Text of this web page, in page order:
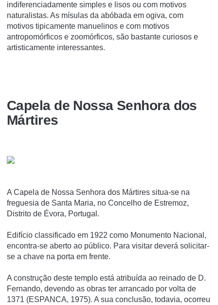
indiferenciadamente simples e lisos ou com motivos
naturalistas. As mísulas da abóbada em ogiva, com
motivos tipicamente manuelinos e com motivos
antropomórficos e zoomórficos, são bastante curiosos e
artisticamente interessantes.
Capela de Nossa Senhora dos
Mártires
A Capela de Nossa Senhora dos Mártires situa-se na
freguesia de Santa Maria, no Concelho de Estremoz,
Distrito de Évora, Portugal.
Edifí­cio classificado em 1922 como Monumento Nacional,
encontra-se aberto ao público. Para visitar deverá solicitar-
se a chave na porta em frente.
A construção deste templo está atribuída ao reinado de D.
Fernando, devendo as obras ter arrancado por volta de
1371 (ESPANCA, 1975). A sua conclusão, todavia, ocorreu